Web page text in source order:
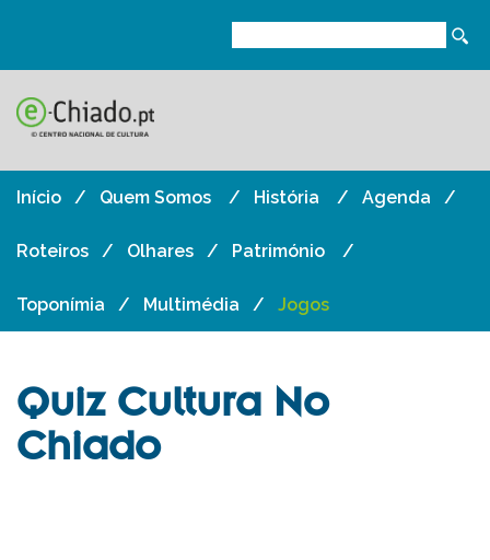
Início Quem Somos História Agenda
Roteiros Olhares Património
Toponímia Multimédia Jogos
Quiz Cultura No
Chiado